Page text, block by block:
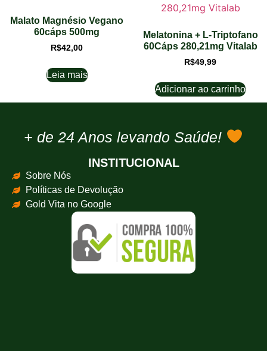
Malato Magnésio Vegano
60cáps 500mg
R$42,00
Leia mais
Melatonina + L-Triptofano
60Cáps 280,21mg Vitalab
R$49,99
Adicionar ao carrinho
+ de 24 Anos levando Saúde!
INSTITUCIONAL
Sobre Nós
Políticas de Devolução
Gold Vita no Google